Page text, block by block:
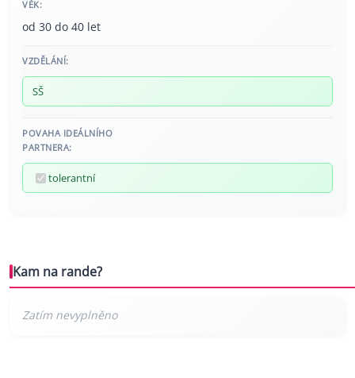
VĚK:
od 30 do 40 let
VZDĚLÁNÍ:
SŠ
POVAHA IDEÁLNÍHO
PARTNERA:
tolerantní
Kam na rande?